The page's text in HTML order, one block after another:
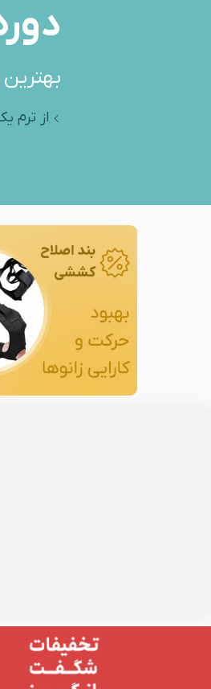
از ترم